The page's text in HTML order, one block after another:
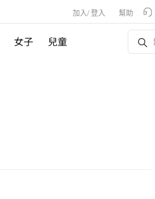
加入/登入 幫助
女子 兒童